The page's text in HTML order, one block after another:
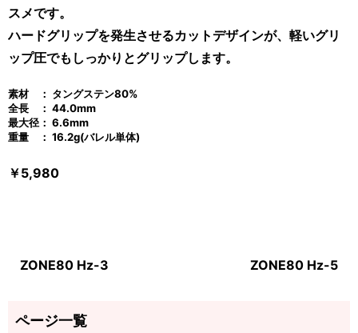
スメです。
ハードグリップを発生させるカットデザインが、軽いグリ
ップ圧でもしっかりとグリップします。
素材 ： タングステン80%
全長 ： 44.0mm
最大径： 6.6mm
重量 ： 16.2g(バレル単体)
￥5,980
ZONE80 Hz-3 ZONE80 Hz-5